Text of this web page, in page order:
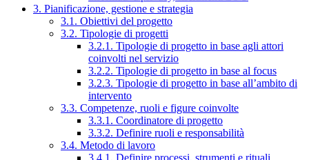
3. Pianificazione, gestione e strategia
3.1. Obiettivi del progetto
3.2. Tipologie di progetti
3.2.1. Tipologie di progetto in base agli attori
coinvolti nel servizio
3.2.2. Tipologie di progetto in base al focus
3.2.3. Tipologie di progetto in base all’ambito di
intervento
3.3. Competenze, ruoli e figure coinvolte
3.3.1. Coordinatore di progetto
3.3.2. Definire ruoli e responsabilità
3.4. Metodo di lavoro
3.4.1. Definire processi, strumenti e rituali